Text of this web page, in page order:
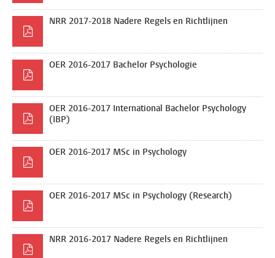
NRR 2017-2018 Nadere Regels en Richtlijnen
OER 2016-2017 Bachelor Psychologie
OER 2016-2017 International Bachelor Psychology
(IBP)
OER 2016-2017 MSc in Psychology
OER 2016-2017 MSc in Psychology (Research)
NRR 2016-2017 Nadere Regels en Richtlijnen